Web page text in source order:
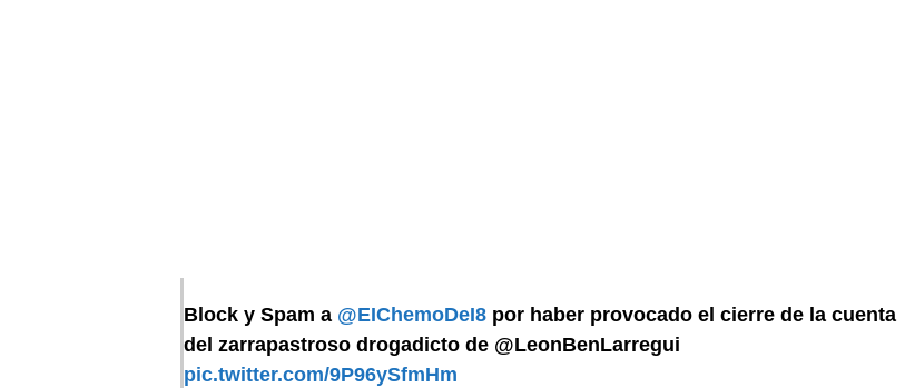
Block y Spam a @EIChemoDeI8 por haber provocado el cierre de la cuenta
del zarrapastroso drogadicto de @LeonBenLarregui
pic.twitter.com/9P96ySfmHm